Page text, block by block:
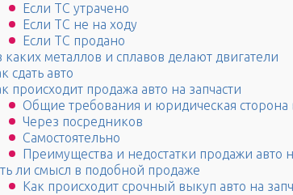
Если ТС утрачено
Если ТС не на ходу
Если ТС продано
каких металлов и сплавов делают двигатели
сдать авто
происходит продажа авто на запчасти
Общие требования и юридическая сторона
Через посредников
Самостоятельно
Преимущества и недостатки продажи авто
ли смысл в подобной продаже
Как происходит срочный выкуп авто на